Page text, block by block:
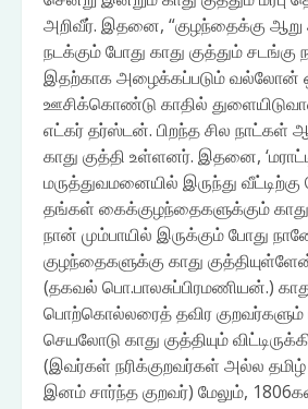
அறிவீர். இதனை, “குழந்தைக்கு ஆறு
நடக்கும் போது காது குத்தும் சடங்கு
இதற்காக அழைக்கப்படும் வல்லோன்
ஊசிக்கொண்டு காதில்
எட்கர் தர்ஸ்டன். பிறந்த சில நாட்கள்
காது குத்தி உள்ளனர். இதனை,
மருத்துவமனையில் இருந்து
தங்கள் கைக்குழந்தைகளுக்கும் காது
நான் மும்பாயில் இருக்கும் போது
குழந்தைகளுக்கு காது
(தகவல் பொ.பாலசுப்பிரமணியன்.)
பொற்கொல்லரைத் தவிர குறவர்களும்
செயலோடு காது குத்தியும்
(இவர்கள் நரிக்குறவர்கள் அல்ல தமிழ்
இனம் சார்ந்த குறவர்) மேலும்,